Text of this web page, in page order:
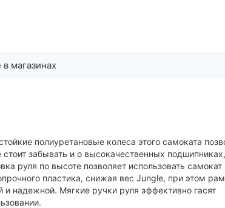
магазинах
полиуретановые колеса этого самоката
забывать и о высокачественных подшипниках,
руля по высоте позволяет использовать самокат
пластика, снижая вес Jungle, при этом
надежной. Мягкие ручки руля эффективно гасят